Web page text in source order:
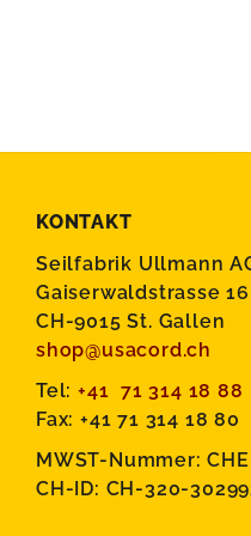
KONTAKT
Seilfabrik Ullmann
Gaiserwaldstrasse 16
CH-9015 St. Gallen
shop@usacord.ch
Tel: +41 71 314 18 88
Fax: +41 71 314 18 80
MWST-Nummer:
CH-ID: CH-320-